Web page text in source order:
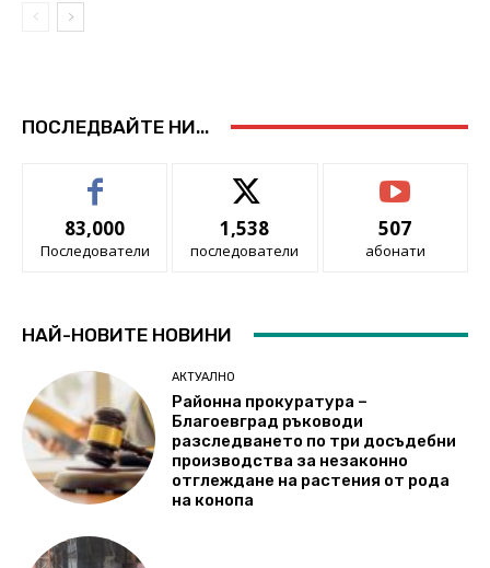
ПОСЛЕДВАЙТЕ НИ...
83,000
Последователи
1,538
последователи
507
абонати
НАЙ-НОВИТЕ НОВИНИ
АКТУАЛНО
Районна прокуратура –
Благоевград ръководи
разследването по три досъдебни
производства за незаконно
отглеждане на растения от рода
на конопа